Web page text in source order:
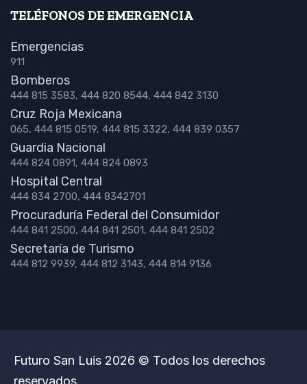
TELÉFONOS DE EMERGENCIA
Emergencias
911
Bomberos
444 815 3583, 444 820 8544, 444 842 3130
Cruz Roja Mexicana
065, 444 815 0519, 444 815 3322, 444 839 0357
Guardia Nacional
444 824 0891, 444 824 0893
Hospital Central
444 834 2700, 444 8342701
Procuraduría Federal del Consumidor
444 841 2500, 444 841 2501, 444 841 2502
Secretaría de Turismo
444 812 9939, 444 812 3143, 444 814 9136
Futuro San Luis 2026 © Todos los derechos
reservados.